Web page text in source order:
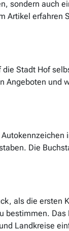
sondern auch
Artikel erfahren
Stadt Hof
und
Die
als die
Landkreise